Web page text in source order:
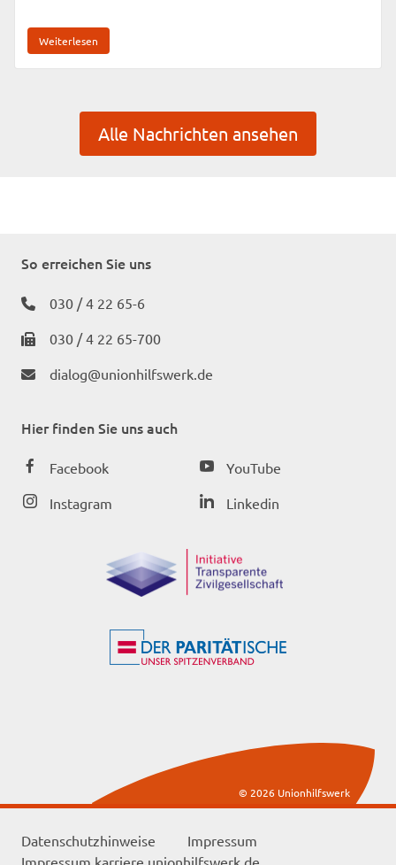
Weiterlesen
Alle Nachrichten ansehen
So erreichen Sie uns
030 / 4 22 65-6
030 / 4 22 65-700
dialog@unionhilfswerk.de
Hier finden Sie uns auch
Facebook
Instagram
YouTube
Linkedin
© 2026 Unionhilfswerk
Datenschutzhinweise
Impressum
Impressum karriere.unionhilfswerk.de